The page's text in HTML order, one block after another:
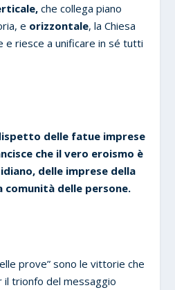
che collega piano
e orizzontale, la Chiesa
e riesce a unificare in sé tutti
delle fatue imprese
che il vero eroismo è
, delle imprese della
comunità delle persone.
prove” sono le vittorie che
il trionfo del messaggio